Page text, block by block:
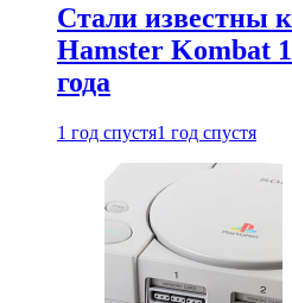
Стали известны
Hamster Kombat
года
1 год спустя1 год спустя